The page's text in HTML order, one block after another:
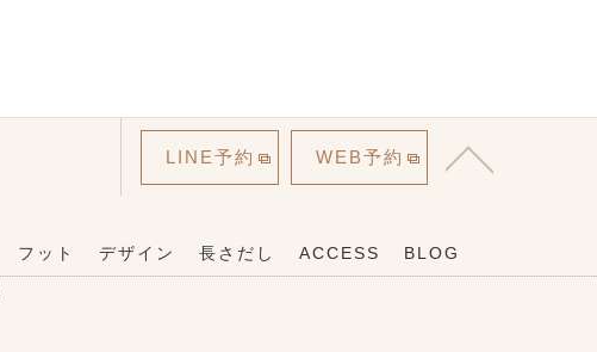
LINE予約 WEB予約
フット デザイン 長さだし ACCESS BLOG